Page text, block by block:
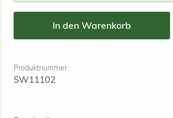
In den Warenkorb
Produktnummer:
SW11102